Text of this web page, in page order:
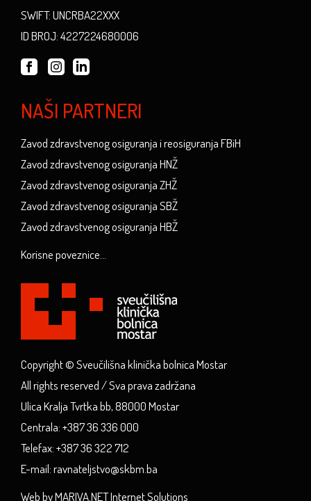
SWIFT: UNCRBA22XXX
ID BROJ: 4227224680006
NAŠI PARTNERI
Zavod zdravstvenog osiguranja i reosiguranja FBiH
Zavod zdravstvenog osiguranja HNŽ
Zavod zdravstvenog osiguranja ZHŽ
Zavod zdravstvenog osiguranja SBŽ
Zavod zdravstvenog osiguranja HBŽ
Korisne poveznice...
Copyright © Sveučilišna klinička bolnica Mostar
All rights reserved / Sva prava zadržana
Ulica Kralja Tvrtka bb, 88000 Mostar
Centrala: +387 36 336 000
Telefax: +387 36 322 712
E-mail: ravnateljstvo@skbm.ba
Web by MARIVA.NET Internet Solutions